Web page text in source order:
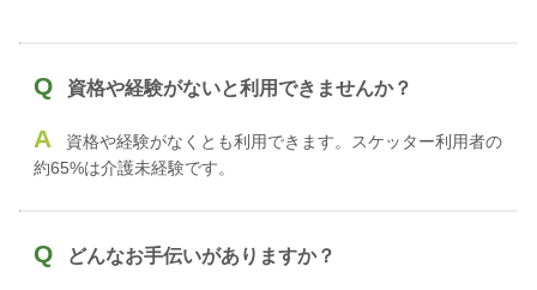
Q 資格や経験がないと利用できませんか？
A
資格や経験がなくとも利用できます。スケッター利用者の
約65%は介護未経験です。
Q どんなお手伝いがありますか？